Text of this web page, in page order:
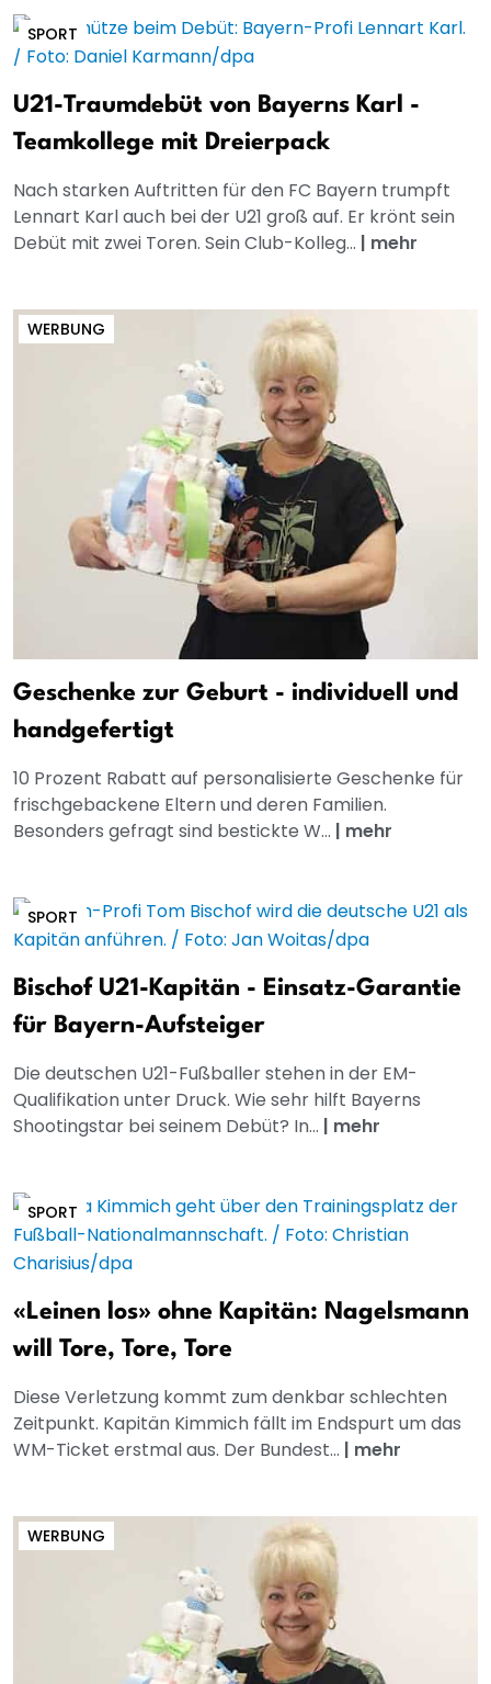
SPORT
U21-Traumdebüt von Bayerns Karl -
Teamkollege mit Dreierpack
Nach starken Auftritten für den FC Bayern trumpft
Lennart Karl auch bei der U21 groß auf. Er krönt sein
Debüt mit zwei Toren. Sein Club-Kolleg... | mehr
WERBUNG
Geschenke zur Geburt - individuell und
handgefertigt
10 Prozent Rabatt auf personalisierte Geschenke für
frischgebackene Eltern und deren Familien.
Besonders gefragt sind bestickte W... | mehr
SPORT
Bischof U21-Kapitän - Einsatz-Garantie
für Bayern-Aufsteiger
Die deutschen U21-Fußballer stehen in der EM-
Qualifikation unter Druck. Wie sehr hilft Bayerns
Shootingstar bei seinem Debüt? In... | mehr
SPORT
«Leinen los» ohne Kapitän: Nagelsmann
will Tore, Tore, Tore
Diese Verletzung kommt zum denkbar schlechten
Zeitpunkt. Kapitän Kimmich fällt im Endspurt um das
WM-Ticket erstmal aus. Der Bundest... | mehr
WERBUNG